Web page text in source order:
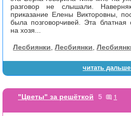
разговор не слышали.
приказание Елены Викторовны,
была позговорчивей. Эта блатная
на хозя...
Лесбиянки Лесбиянки
читать
"Цветы" за решёткой 5 1